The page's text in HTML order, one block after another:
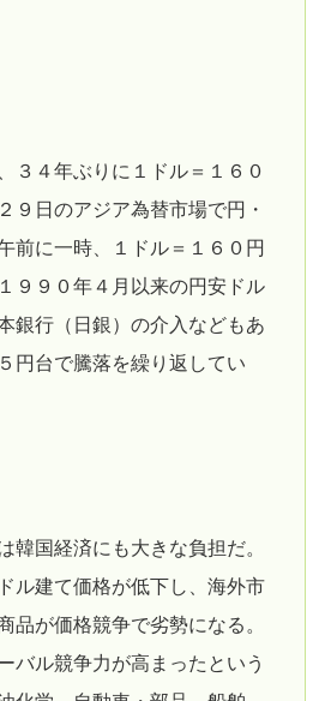
３４年ぶりに１ドル＝１６０
９日のアジア為替市場で円・
前に一時、１ドル＝１６０円
９９０年４月以来の円安ドル
銀行（日銀）の介入などもあ
円台で騰落を繰り返してい
韓国経済にも大きな負担だ。
ル建て価格が低下し、海外市
品が価格競争で劣勢になる。
バル競争力が高まったという